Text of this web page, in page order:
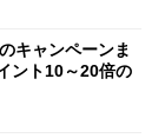
キャンペーンま
ント10～20倍の